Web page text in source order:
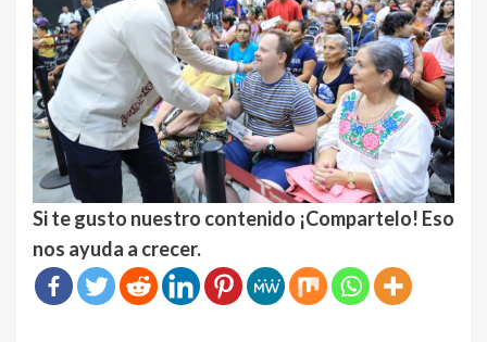
Si te gusto nuestro contenido ¡Compartelo! Eso
nos ayuda a crecer.